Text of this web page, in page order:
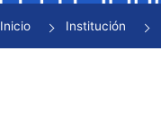
Mostrar/Ocultar
Inicio Institución